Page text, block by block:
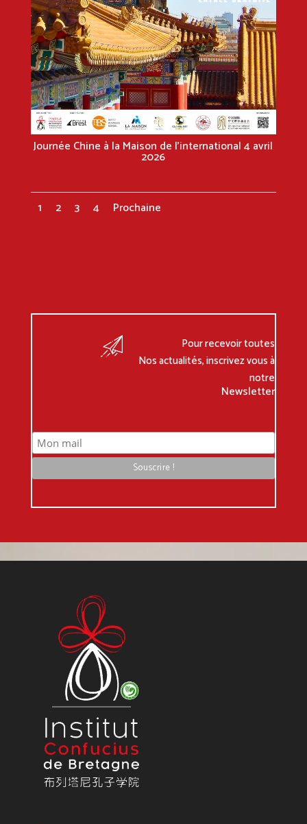
Journée Chine à la Maison de l’international 4 avril
2026
1 2 3 4 Prochaine
Pour recevoir toutes
Nos actualités, inscrivez vous à
notre
Newsletter